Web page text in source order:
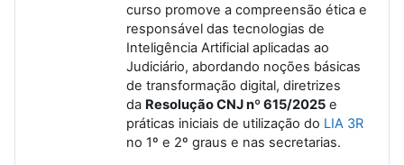
curso promove a compreensão ética e
responsável das tecnologias de
Inteligência Artificial aplicadas ao
Judiciário, abordando noções básicas
de transformação digital, diretrizes
da Resolução CNJ nº 615/2025 e
práticas iniciais de utilização do LIA 3R
no 1º e 2º graus e nas secretarias.